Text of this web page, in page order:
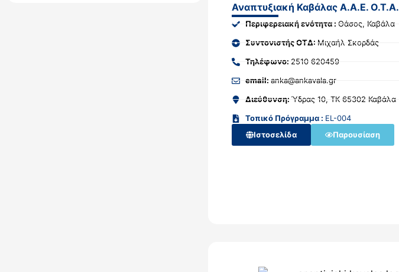
Αναπτυξιακή Καβάλας Α.Α.Ε. Ο.Τ.Α.
Περιφερειακή ενότητα : Θάσος, Καβάλα
Συντονιστής ΟΤΔ: Μιχαήλ Σκορδάς
Τηλέφωνο: 2510 620459
email: anka@ankavala.gr
Διεύθυνση: Ύδρας 10, ΤΚ 65302 Καβάλα
Τοπικό Πρόγραμμα : EL-004
Ιστοσελίδα
Παρουσίαση